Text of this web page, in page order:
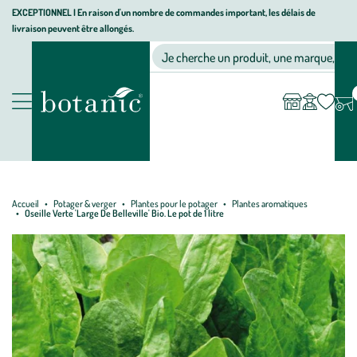
Aller
Aller
au
Aller
au
page
EXCEPTIONNEL I En raison d'un nombre de commandes important, les délais de
livraison peuvent être allongés.
Nos produits
Jardinerie écologique, animalerie, décoration, alimentation bio
Je cherche un produit, une marque, un
compte
Accueil Potager & verger Plantes pour le potager
Plantes aromatiques
Oseille Verte 'Large De Belleville' Bio. Le pot de 1 litre